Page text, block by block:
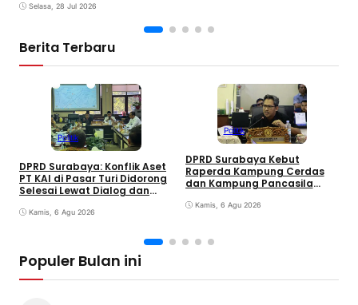
Mulai Dipertanyakan
Selasa, 28 Jul 2026
Berita Terbaru
Politik
DPRD Surabaya: Konflik Aset
PT KAI di Pasar Turi Didorong
Selesai Lewat Dialog dan
Kamis, 6 Agu 2026
Politik
DPRD Surabaya Kebut
Raperda Kampung Cerdas
dan Kampung Pancasila
Kamis, 6 Agu 2026
Populer Bulan ini